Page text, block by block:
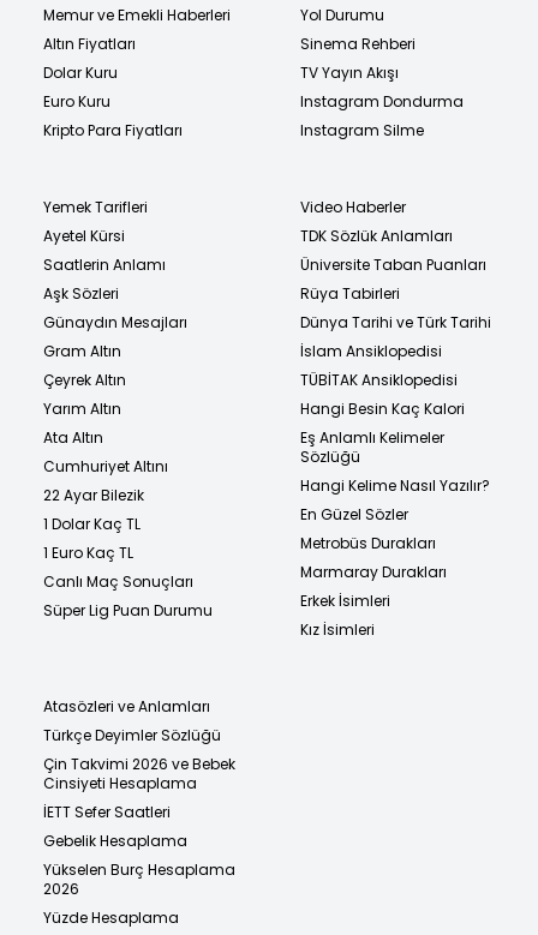
Memur ve Emekli Haberleri
Altın Fiyatları
Dolar Kuru
Euro Kuru
Kripto Para Fiyatları
Yol Durumu
Sinema Rehberi
TV Yayın Akışı
Instagram Dondurma
Instagram Silme
Yemek Tarifleri
Ayetel Kürsi
Saatlerin Anlamı
Aşk Sözleri
Günaydın Mesajları
Gram Altın
Çeyrek Altın
Yarım Altın
Ata Altın
Cumhuriyet Altını
22 Ayar Bilezik
1 Dolar Kaç TL
1 Euro Kaç TL
Canlı Maç Sonuçları
Süper Lig Puan Durumu
Video Haberler
TDK Sözlük Anlamları
Üniversite Taban Puanları
Rüya Tabirleri
Dünya Tarihi ve Türk Tarihi
İslam Ansiklopedisi
TÜBİTAK Ansiklopedisi
Hangi Besin Kaç Kalori
Eş Anlamlı Kelimeler
Sözlüğü
Hangi Kelime Nasıl Yazılır?
En Güzel Sözler
Metrobüs Durakları
Marmaray Durakları
Erkek İsimleri
Kız İsimleri
Atasözleri ve Anlamları
Türkçe Deyimler Sözlüğü
Çin Takvimi 2026 ve Bebek
Cinsiyeti Hesaplama
İETT Sefer Saatleri
Gebelik Hesaplama
Yükselen Burç Hesaplama
2026
Yüzde Hesaplama